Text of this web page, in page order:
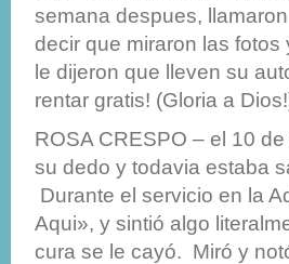
semana despues,
decir que miraron las
le dijeron que lleven su
rentar gratis! (Gloria a
ROSA CRESPO – el 10
su dedo y todavia estaba
Durante el servicio en la
Aqui», y sintió algo
cura se le cayó. Miró y